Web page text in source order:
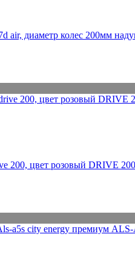
air, диаметр колес 200мм
200, цвет розовый DRIVE